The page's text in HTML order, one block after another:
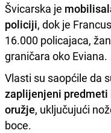
Švicarska je
policiji, dok je
16.000 policajaca,
graničara oko Eviana.
Vlasti su saopćile da
zaplijenjeni
oružje, uključujući
boce.